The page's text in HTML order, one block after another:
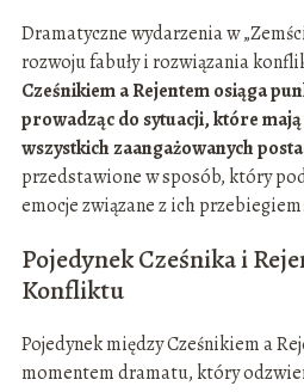
Dramatyczne wydarzenia w
rozwoju fabuły i rozwiązania
Cześnikiem a Rejentem osiąga
prowadząc do sytuacji, które
wszystkich zaangażowanych
przedstawione w sposób, który
emocje związane z ich przebiegiem.
Pojedynek Cześnika i
Konfliktu
Pojedynek między Cześnikiem a
momentem dramatu, który